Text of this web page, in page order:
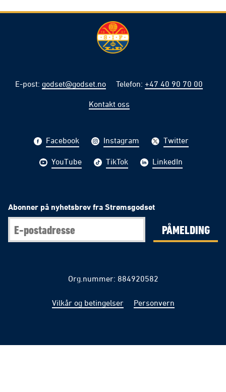
E-post: godset@godset.no Telefon: +47 40 90 70 00
Kontakt oss
Facebook Instagram Twitter
YouTube TikTok LinkedIn
Abonner på nyhetsbrev fra Strømsgodset
PÅMELDING
Org.nummer: 884920582
Vilkår og betingelser Personvern